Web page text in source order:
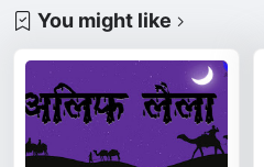
You might like